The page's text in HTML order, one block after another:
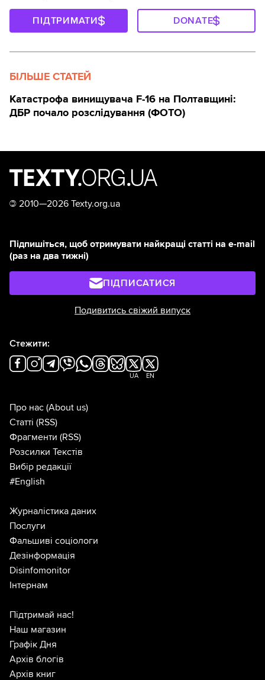
ПІДТРИМАТИ DONATE
БІЛЬШЕ СТАТЕЙ
Катастрофа винищувача F-16 на Полтавщині:
ДБР почало розслідування (ФОТО)
© 2010—2026 Texty.org.ua
Підпишіться, щоб отримувати найкращі статті на e-mail
(раз на два тижні)
ПІДПИСАТИСЯ
Подивитись свіжий випуск
Стежити:
UA EN
Про нас (About us)
Статті (RSS)
Фрагменти (RSS)
Розсилки Текстів
Вибір редакції
#English
Журналістика даних
Послуги
Фальшиві соціологи
Дезінформація
Disinfomonitor
Інтернам
Підтримай нас!
Наш магазин
Графік Дня
Архів блогів
Архів книг